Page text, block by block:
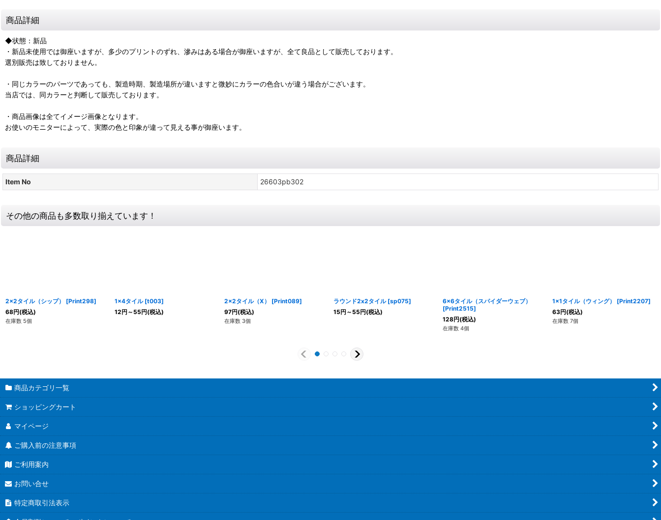
商品詳細
◆状態：新品
・新品未使用では御座いますが、多少のプリントのずれ、滲みはある場合が御座いますが、全て良品として販売しております。
選別販売は致しておりません。
・同じカラーのパーツであっても、製造時期、製造場所が違いますと微妙にカラーの色合いが違う場合がございます。
当店では、同カラーと判断して販売しております。
・商品画像は全てイメージ画像となります。
お使いのモニターによって、実際の色と印象が違って見える事が御座います。
商品詳細
Item No 26603pb302
その他の商品も多数取り揃えています！
2x2タイル（シップ） [Print298]
68円(税込)
在庫数 5個
1x4タイル [t003]
12円 ～55円(税込)
2x2タイル（X） [Print089]
97円(税込)
在庫数 3個
ラウンド2x2タイル [sp075]
15円 ～55円(税込)
6x6タイル（スパイダーウェブ）
[Print2515]
128円(税込)
在庫数 4個
1x1タイル（ウィング） [Print2207]
63円(税込)
在庫数 7個
商品カテゴリ一覧
ショッピングカート
マイページ
ご購入前の注意事項
ご利用案内
お問い合せ
特定商取引法表示